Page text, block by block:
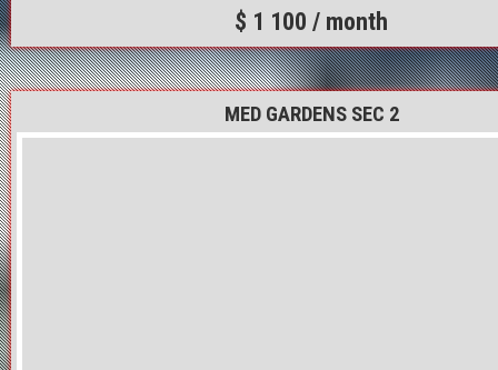
$ 1 100 / month
MED GARDENS SEC 2